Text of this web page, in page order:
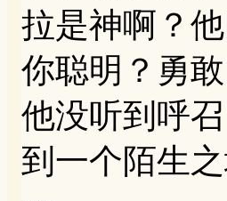
拉是神啊？
你聪明？勇
他没听到呼
到一个陌生之